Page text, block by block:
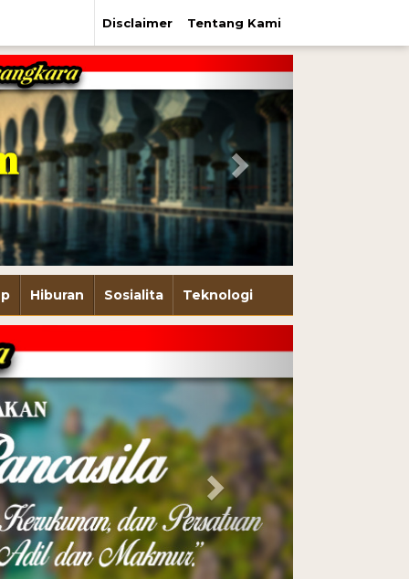
Disclaimer Tentang Kami
Next
Hiburan Sosialita Teknologi